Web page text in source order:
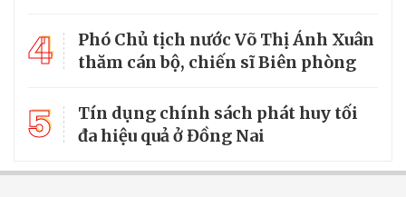
4
Phó Chủ tịch nước Võ Thị Ánh Xuân
thăm cán bộ, chiến sĩ Biên phòng
5
Tín dụng chính sách phát huy tối
đa hiệu quả ở Đồng Nai